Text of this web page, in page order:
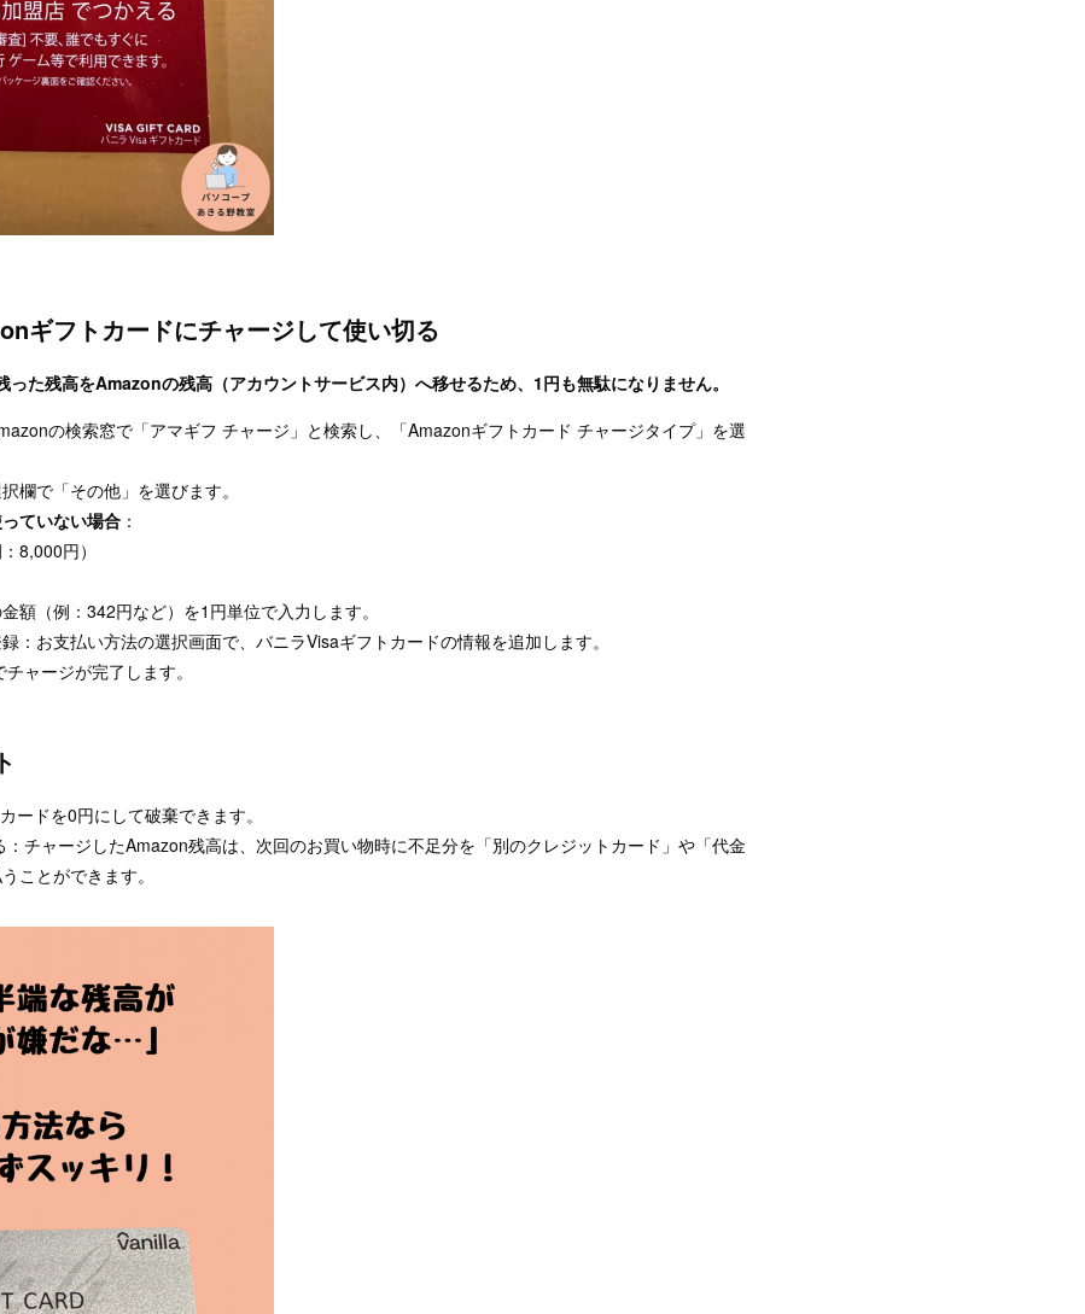
ギフトカードにチャージして使い切る
った残高をAmazonの残高（アカウントサービス内）へ移せるため、1円も無駄になりません。
の検索窓で「アマギフ チャージ」と検索し、「Amazonギフトカード チャージタイプ」を選
欄で「その他」を選びます。
ていない場合 ：
8,000円）
額（例：342円など）を1円単位で入力します。
：お支払い方法の選択画面で、バニラVisaギフトカードの情報を追加します。
ャージが完了します。
ードを0円にして破棄できます。
チャージしたAmazon残高は、次回のお買い物時に不足分を「別のクレジットカード」や「代金
ことができます。